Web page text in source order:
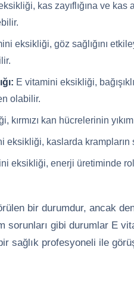
kas zayıflığına ve
eksikliği, göz sağlığını
E vitamini eksikliği,
olabilir.
kırmızı kan hücrelerinin
eksikliği, kaslarda
eksikliği, enerji üretiminde
bir durumdur, ancak
sorunları gibi durumlar E
sağlık profesyoneli ile